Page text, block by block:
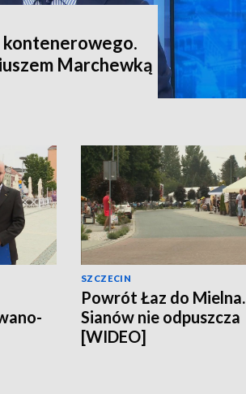
Marchewką
SZCZECIN
Powrót Łaz do Mielna.
Sianów nie odpuszcza
[WIDEO]